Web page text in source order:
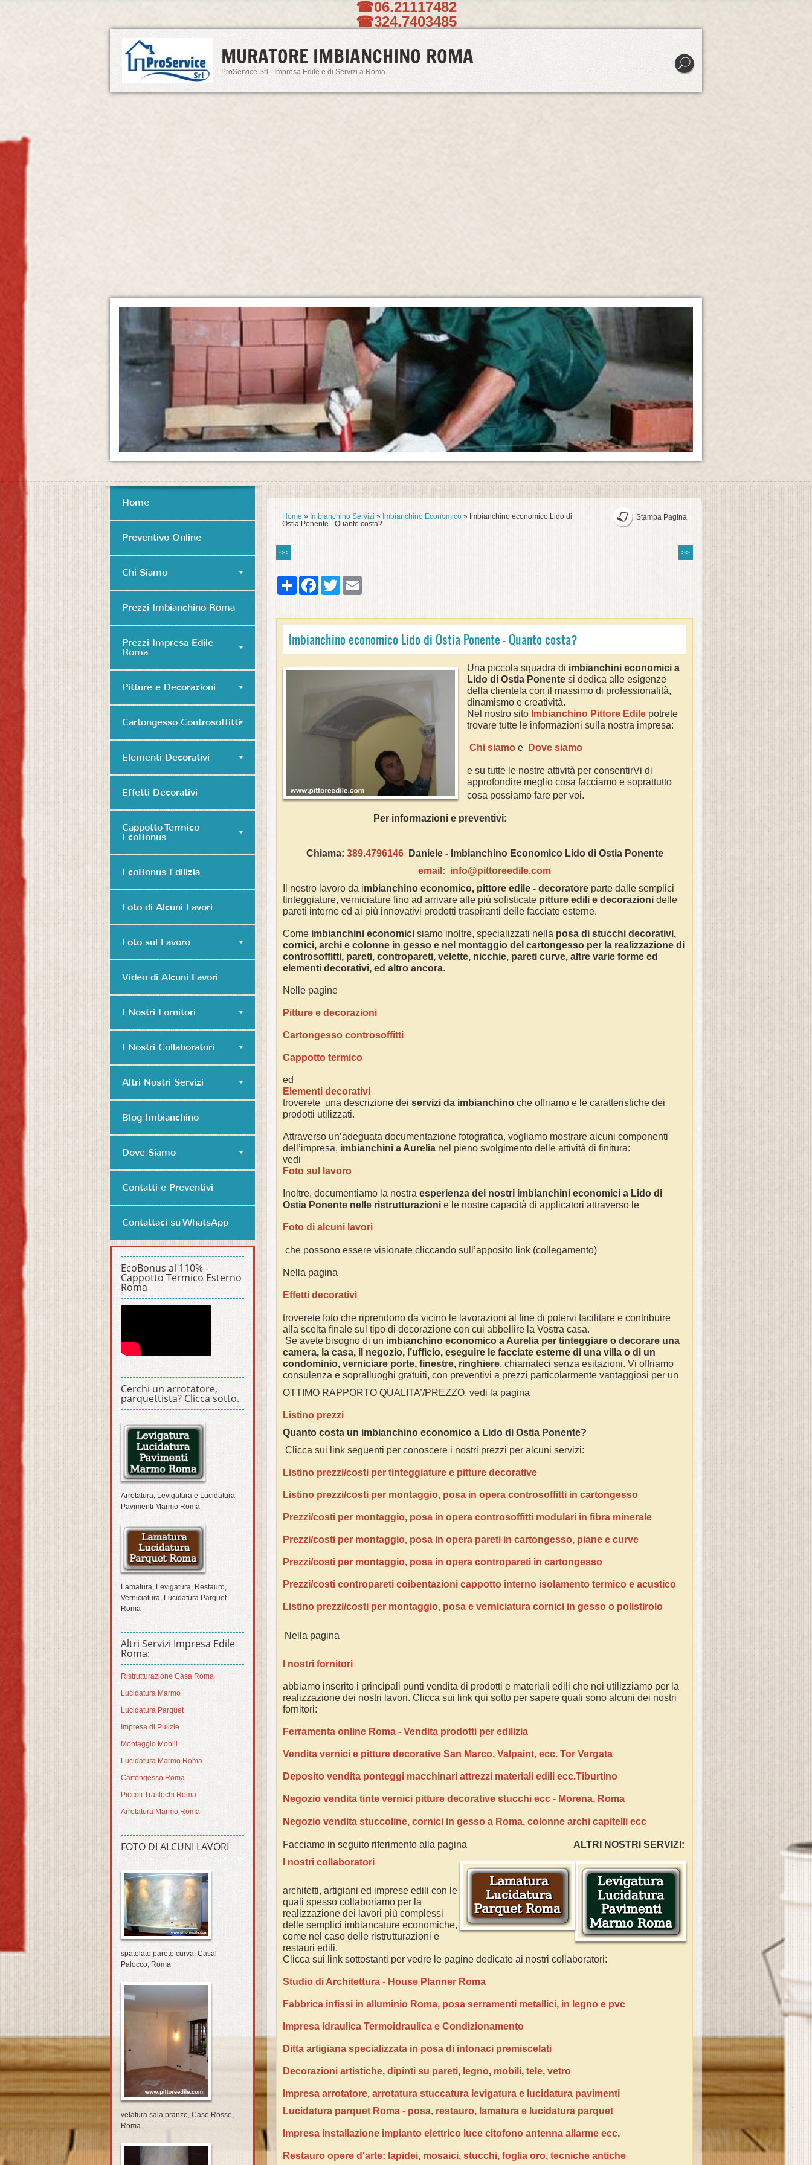
☎06.21117482
☎324.7403485
MURATORE IMBIANCHINO ROMA
ProService Srl - Impresa Edile e di Servizi a Roma
Home » Imbianchino Servizi » Imbianchino Economico » Imbianchino economico Lido di
Ostia Ponente - Quanto costa?
Stampa Pagina
<< >>
Share FacebookTwitter
Imbianchino economico Lido di Ostia Ponente - Quanto costa?
Una piccola squadra di imbianchini economici a
Lido di Ostia Ponente si dedica alle esigenze
della clientela con il massimo di professionalità,
dinamismo e creatività.
Nel nostro sito Imbianchino Pittore Edile potrete
trovare tutte le informazioni sulla nostra impresa:
Chi siamo e Dove siamo
e su tutte le nostre attività per consentirVi di
approfondire meglio cosa facciamo e soprattutto
cosa possiamo fare per voi.
Per informazioni e preventivi:
Chiama: 389.4796146Daniele - Imbianchino Economico Lido di Ostia Ponente
email: info@pittoreedile.com
Il nostro lavoro da imbianchino economico, pittore edile - decoratore parte dalle semplici
tinteggiature, verniciature fino ad arrivare alle più sofisticate pitture edili e decorazioni delle
pareti interne ed ai più innovativi prodotti traspiranti delle facciate esterne.
Come imbianchini economici siamo inoltre, specializzati nella posa di stucchi decorativi,
cornici, archi e colonne in gesso e nel montaggio del cartongesso per la realizzazione di
controsoffitti, pareti, contropareti, velette, nicchie, pareti curve, altre varie forme ed
elementi decorativi, ed altro ancora.
Nelle pagine
Pitture e decorazioni
Cartongesso controsoffitti
Cappotto termico
ed
Elementi decorativi
troverete una descrizione dei servizi da imbianchino che offriamo e le caratteristiche dei
prodotti utilizzati.
Attraverso un’adeguata documentazione fotografica, vogliamo mostrare alcuni componenti
dell’impresa, imbianchini a Aurelia nel pieno svolgimento delle attività di finitura:
vedi
Foto sul lavoro
Inoltre, documentiamo la nostra esperienza dei nostri imbianchini economici a Lido di
Ostia Ponente nelle ristrutturazioni e le nostre capacità di applicatori attraverso le
Foto di alcuni lavori
che possono essere visionate cliccando sull’apposito link (collegamento)
Nella pagina
Effetti decorativi
troverete foto che riprendono da vicino le lavorazioni al fine di potervi facilitare e contribuire
alla scelta finale sul tipo di decorazione con cui abbellire la Vostra casa.
Se avete bisogno di un imbianchino economico a Aurelia per tinteggiare o decorare una
camera, la casa, il negozio, l’ufficio, eseguire le facciate esterne di una villa o di un
condominio, verniciare porte, finestre, ringhiere, chiamateci senza esitazioni. Vi offriamo
consulenza e sopralluoghi gratuiti, con preventivi a prezzi particolarmente vantaggiosi per un
OTTIMO RAPPORTO QUALITA’/PREZZO, vedi la pagina
Listino prezzi
Quanto costa un imbianchino economico a Lido di Ostia Ponente?
Clicca sui link seguenti per conoscere i nostri prezzi per alcuni servizi:
Listino prezzi/costi per tinteggiature e pitture decorative
Listino prezzi/costi per montaggio, posa in opera controsoffitti in cartongesso
Prezzi/costi per montaggio, posa in opera controsoffitti modulari in fibra minerale
Prezzi/costi per montaggio, posa in opera pareti in cartongesso, piane e curve
Prezzi/costi per montaggio, posa in opera contropareti in cartongesso
Prezzi/costi contropareti coibentazioni cappotto interno isolamento termico e acustico
Listino prezzi/costi per montaggio, posa e verniciatura cornici in gesso o polistirolo
Nella pagina
I nostri fornitori
abbiamo inserito i principali punti vendita di prodotti e materiali edili che noi utilizziamo per la
realizzazione dei nostri lavori. Clicca sui link qui sotto per sapere quali sono alcuni dei nostri
fornitori:
Ferramenta online Roma - Vendita prodotti per edilizia
Vendita vernici e pitture decorative San Marco, Valpaint, ecc. Tor Vergata
Deposito vendita ponteggi macchinari attrezzi materiali edili ecc.Tiburtino
Negozio vendita tinte vernici pitture decorative stucchi ecc - Morena, Roma
Negozio vendita stuccoline, cornici in gesso a Roma, colonne archi capitelli ecc
Facciamo in seguito riferimento alla pagina ALTRI NOSTRI SERVIZI:
I nostri collaboratori
architetti, artigiani ed imprese edili con le
quali spesso collaboriamo per la
realizzazione dei lavori più complessi
delle semplici imbiancature economiche,
come nel caso delle ristrutturazioni e
restauri edili.
Clicca sui link sottostanti per vedre le pagine dedicate ai nostri collaboratori:
Studio di Architettura - House Planner Roma
Fabbrica infissi in alluminio Roma, posa serramenti metallici, in legno e pvc
Impresa Idraulica Termoidraulica e Condizionamento
Ditta artigiana specializzata in posa di intonaci premiscelati
Decorazioni artistiche, dipinti su pareti, legno, mobili, tele, vetro
Impresa arrotatore, arrotatura stuccatura levigatura e lucidatura pavimenti
Lucidatura parquet Roma - posa, restauro, lamatura e lucidatura parquet
Impresa installazione impianto elettrico luce citofono antenna allarme ecc.
Restauro opere d'arte: lapidei, mosaici, stucchi, foglia oro, tecniche antiche
Home
Preventivo Online
Chi Siamo
Prezzi Imbianchino Roma
Prezzi Impresa Edile
Roma
Pitture e Decorazioni
Cartongesso Controsoffitti
Elementi Decorativi
Effetti Decorativi
Cappotto Termico
EcoBonus
EcoBonus Edilizia
Foto di Alcuni Lavori
Foto sul Lavoro
Video di Alcuni Lavori
I Nostri Fornitori
I Nostri Collaboratori
Altri Nostri Servizi
Blog Imbianchino
Dove Siamo
Contatti e Preventivi
Contattaci su WhatsApp
EcoBonus al 110% -
Cappotto Termico Esterno
Roma
Cerchi un arrotatore,
parquettista? Clicca sotto.
Arrotatura, Levigatura e Lucidatura
Pavimenti Marmo Roma
Lamatura, Levigatura, Restauro,
Verniciatura, Lucidatura Parquet
Roma
Altri Servizi Impresa Edile
Roma:
Ristrutturazione Casa Roma
Lucidatura Marmo
Lucidatura Parquet
Impresa di Pulizie
Montaggio Mobili
Lucidatura Marmo Roma
Cartongesso Roma
Piccoli Traslochi Roma
Arrotatura Marmo Roma
FOTO DI ALCUNI LAVORI
spatolato parete curva, Casal
Palocco, Roma
velatura sala pranzo, Case Rosse,
Roma